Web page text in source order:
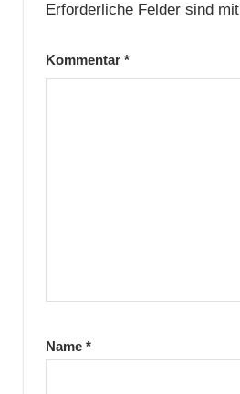
Erforderliche Felder sind mit
Kommentar *
Name *